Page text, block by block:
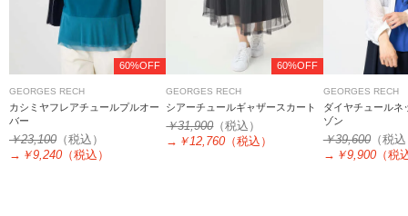
60%OFF
GEORGES RECH
カシミヤフレアチュールプルオー
バー
￥23,100 （税込）
→ ￥9,240 （税込）
60%OFF
GEORGES RECH
シアーチュールギャザースカート
￥31,900（税込）
→ ￥12,760 （税込）
GEORGES RECH
ダイヤチュールネ
ゾン
￥39,600（税
→ ￥9,900（税